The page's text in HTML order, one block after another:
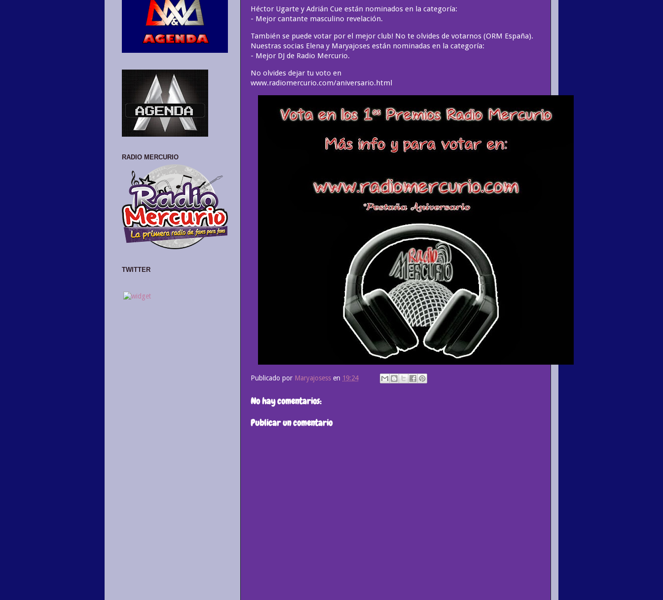
Héctor Ugarte y Adrián Cue están nominados en la categoría:
- Mejor cantante masculino revelación.
También se puede votar por el mejor club! No te olvides de votarnos (ORM España).
Nuestras socias Elena y Maryajoses están nominadas en la categoría:
- Mejor DJ de Radio Mercurio.
No olvides dejar tu voto en
www.radiomercurio.com/aniversario.html
Publicado por Maryajosess en 19:24
No hay comentarios:
Publicar un comentario
RADIO MERCURIO
TWITTER